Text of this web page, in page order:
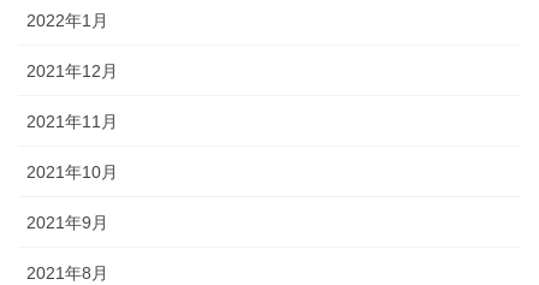
2022年1月
2021年12月
2021年11月
2021年10月
2021年9月
2021年8月